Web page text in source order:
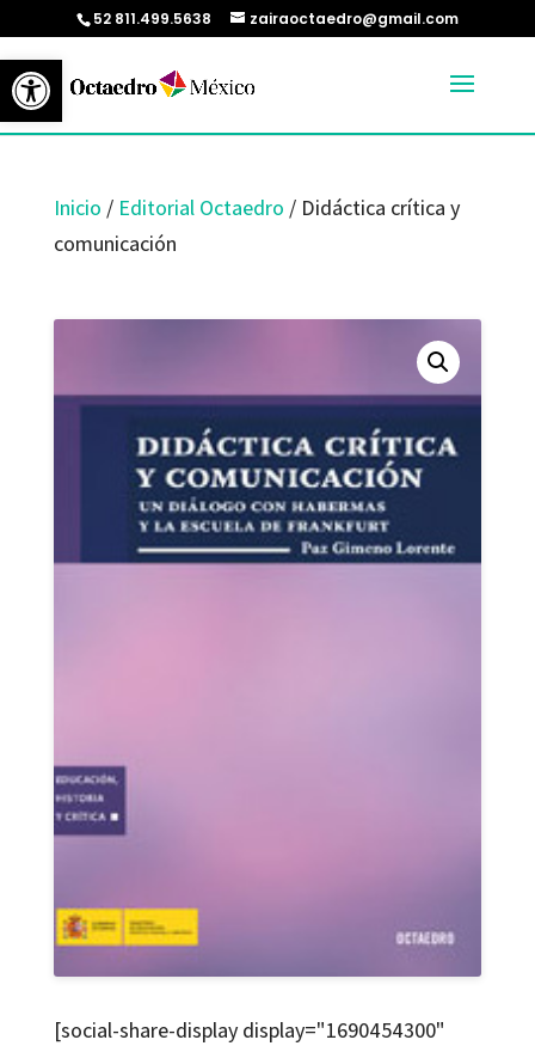
Abrir barra de herramientas
52 811.499.5638 zairaoctaedro@gmail.com
Inicio / Editorial Octaedro / Didáctica crítica y
comunicación
[social-share-display display="1690454300"